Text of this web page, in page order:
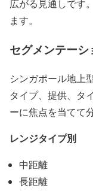
広がる見通しです
ます。
セグメンテー
シンガポール地上
タイプ、提供、タ
ーに焦点を当てて
レンジタイプ別
中距離
長距離